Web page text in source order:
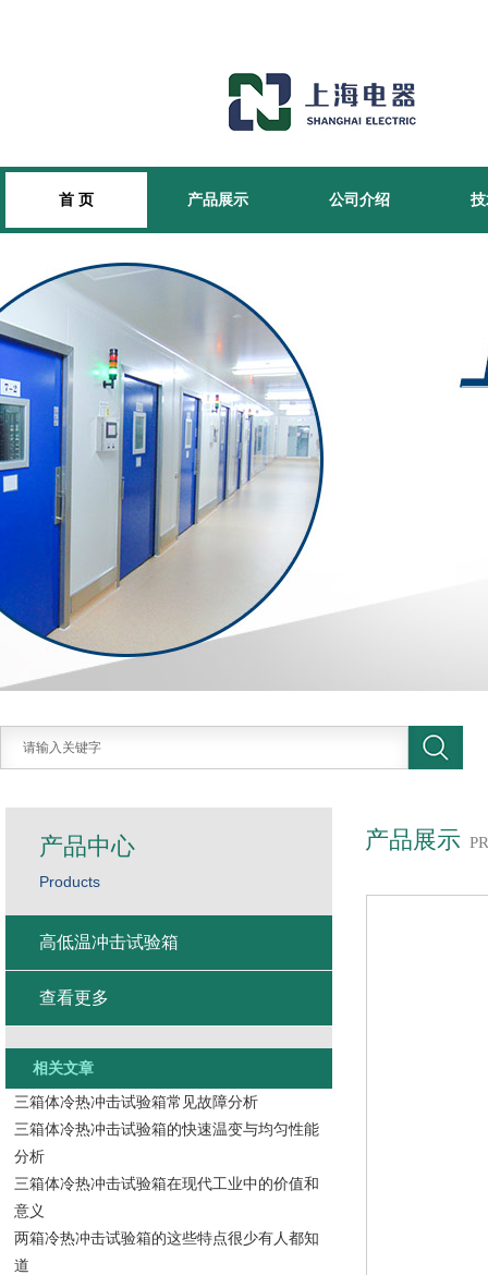
首 页 产品展示 公司介绍
产品展示
产品中心
Products
高低温冲击试验箱
查看更多
相关文章
三箱体冷热冲击试验箱常见故障分析
三箱体冷热冲击试验箱的快速温变与均匀性能
分析
三箱体冷热冲击试验箱在现代工业中的价值和
意义
两箱冷热冲击试验箱的这些特点很少有人都知
道